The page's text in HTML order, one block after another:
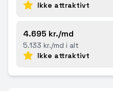
Ikke attraktivt
4.695 kr./md
5.133 kr./md i alt
Ikke attraktivt